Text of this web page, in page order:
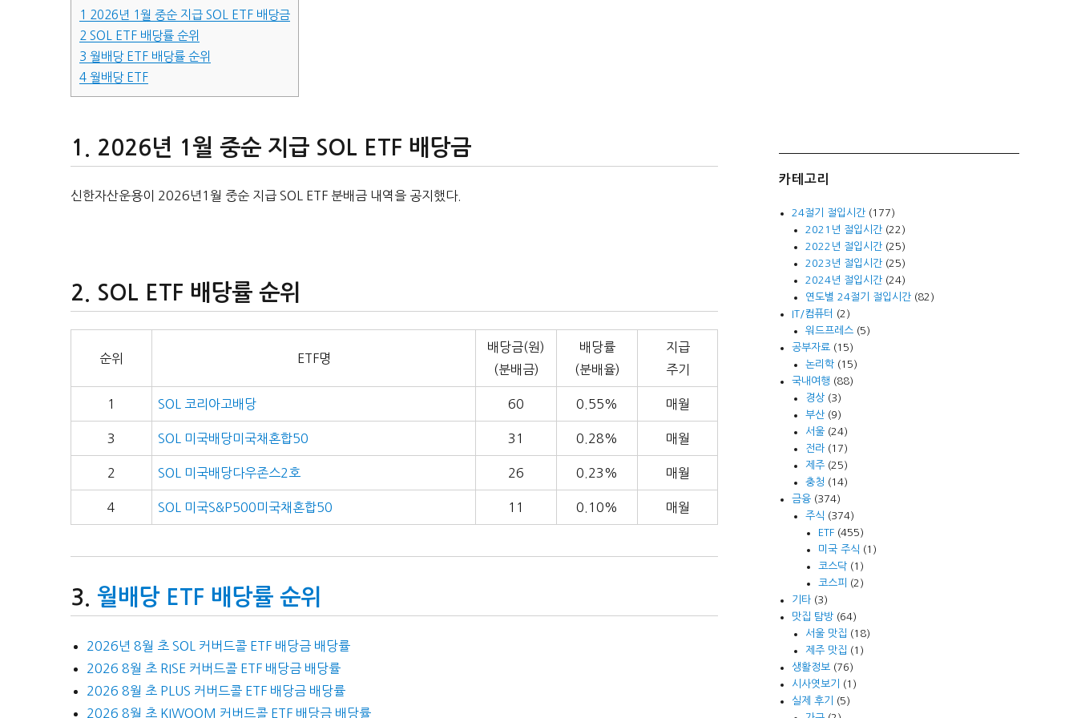
1 2026년 1월 중순 지급 SOL ETF 배당금
2 SOL ETF 배당률 순위
3 월배당 ETF 배당률 순위
4 월배당 ETF
2026년 1월 중순 지급 SOL ETF 배당금
신한자산운용이 2026년1월 중순 지급 SOL ETF 분배금 내역을 공지했다.
SOL ETF 배당률 순위
순위 ETF명
배당금(원)
(분배금)
배당률
(분배율)
지급
주기
1 SOL 코리아고배당 60 0.55% 매월
3 SOL 미국배당미국채혼합50 31 0.28% 매월
2 SOL 미국배당다우존스2호 26 0.23% 매월
4 SOL 미국S&P500미국채혼합50 11 0.10% 매월
월배당 ETF 배당률 순위
2026년 8월 초 SOL 커버드콜 ETF 배당금 배당률
2026 8월 초 RISE 커버드콜 ETF 배당금 배당률
2026 8월 초 PLUS 커버드콜 ETF 배당금 배당률
2026 8월 초 KIWOOM 커버드콜 ETF 배당금 배당률
카테고리
24절기 절입시간 (177)
2021년 절입시간(22)
2022년 절입시간(25)
2023년 절입시간(25)
2024년 절입시간(24)
연도별 24절기 절입시간(82)
IT/컴퓨터
(2)
워드프레스(5)
공부자료 (15)
논리학(15)
국내여행 (88)
경상(3)
부산(9)
서울(24)
전라(17)
제주(25)
충청 (14)
금융 (374)
주식 (374)
ETF(455)
미국 주식 (1)
코스닥(1)
코스피
(2)
기타 (3)
맛집 탐방 (64)
서울 맛집 (18)
제주 맛집 (1)
생활정보 (76)
시사엿보기
(1)
실제 후기
(5)